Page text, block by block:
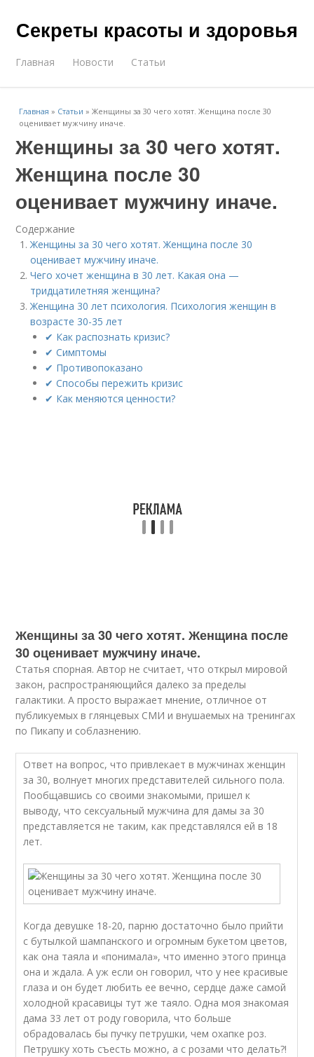
Секреты красоты и здоровья
Главная Новости Статьи
Главная » Статьи »Женщины за 30 чего хотят. Женщина после 30
оценивает мужчину иначе.
Женщины за 30 чего хотят.
Женщина после 30
оценивает мужчину иначе.
Содержание
Женщины за 30 чего хотят. Женщина после 30
оценивает мужчину иначе.
Чего хочет женщина в 30 лет. Какая она —
тридцатилетняя женщина?
Женщина 30 лет психология. Психология женщин в
возрасте 30-35 лет
✔ Как распознать кризис?
✔ Симптомы
✔ Противопоказано
✔ Способы пережить кризис
✔ Как меняются ценности?
Женщины за 30 чего хотят. Женщина после
30 оценивает мужчину иначе.
Статья спорная. Автор не считает, что открыл мировой
закон, распространяющийся далеко за пределы
галактики. А просто выражает мнение, отличное от
публикуемых в глянцевых СМИ и внушаемых на тренингах
по Пикапу и соблазнению.
Ответ на вопрос, что привлекает в мужчинах женщин
за 30, волнует многих представителей сильного пола.
Пообщавшись со своими знакомыми, пришел к
выводу, что сексуальный мужчина для дамы за 30
представляется не таким, как представлялся ей в 18
лет.
Когда девушке 18-20, парню достаточно было прийти
с бутылкой шампанского и огромным букетом цветов,
как она таяла и «понимала», что именно этого принца
она и ждала. А уж если он говорил, что у нее красивые
глаза и он будет любить ее вечно, сердце даже самой
холодной красавицы тут же таяло. Одна моя знакомая
дама 33 лет от роду говорила, что больше
обрадовалась бы пучку петрушки, чем охапке роз.
Петрушку хоть съесть можно, а с розами что делать?!